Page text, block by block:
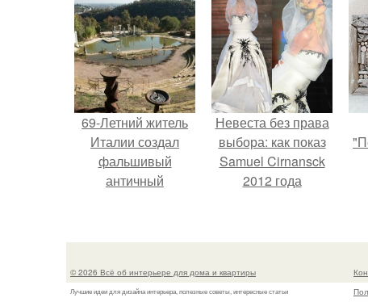
69-Летний житель
Италии создал
фальшивый
античный
успешно выдавал
историческое
наследие.
Невеста без права
выбора: как показ
Samuel Cirnansck
2012 года
принуждения.
© 2026 Всё об интерьере для дома и квартиры
Лучшие идеи для дизайна интерьера, полезные советы, интересные статьи